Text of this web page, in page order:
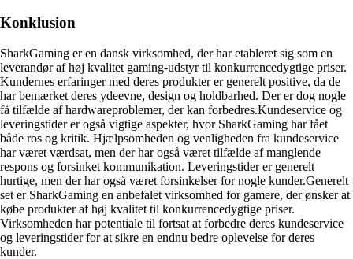
Konklusion
SharkGaming er en dansk virksomhed, der har etableret sig som en
leverandør af høj kvalitet gaming-udstyr til konkurrencedygtige priser.
Kundernes erfaringer med deres produkter er generelt positive, da de
har bemærket deres ydeevne, design og holdbarhed. Der er dog nogle
få tilfælde af hardwareproblemer, der kan forbedres.Kundeservice og
leveringstider er også vigtige aspekter, hvor SharkGaming har fået
både ros og kritik. Hjælpsomheden og venligheden fra kundeservice
har været værdsat, men der har også været tilfælde af manglende
respons og forsinket kommunikation. Leveringstider er generelt
hurtige, men der har også været forsinkelser for nogle kunder.Generelt
set er SharkGaming en anbefalet virksomhed for gamere, der ønsker at
købe produkter af høj kvalitet til konkurrencedygtige priser.
Virksomheden har potentiale til fortsat at forbedre deres kundeservice
og leveringstider for at sikre en endnu bedre oplevelse for deres
kunder.